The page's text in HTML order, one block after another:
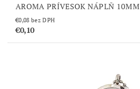
AROMA PRÍVESOK NÁPLŇ 10MM
€0,08 bez DPH
€0,10